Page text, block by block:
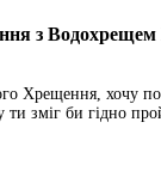
з
Хрещення, хочу
зміг би гідно